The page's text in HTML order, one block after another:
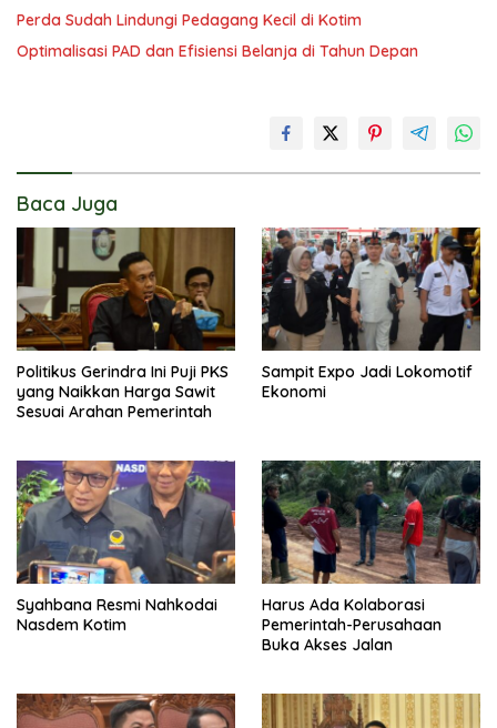
Perda Sudah Lindungi Pedagang Kecil di Kotim
Optimalisasi PAD dan Efisiensi Belanja di Tahun Depan
Baca Juga
Politikus Gerindra Ini Puji PKS
yang Naikkan Harga Sawit
Sesuai Arahan Pemerintah
Sampit Expo Jadi Lokomotif
Ekonomi
Syahbana Resmi Nahkodai
Nasdem Kotim
Harus Ada Kolaborasi
Pemerintah-Perusahaan
Buka Akses Jalan